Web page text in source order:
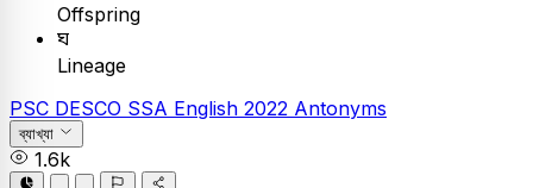
Offspring
ঘ
Lineage
PSC DESCO SSA English 2022 Antonyms
ব্যাখ্যা
1.6k